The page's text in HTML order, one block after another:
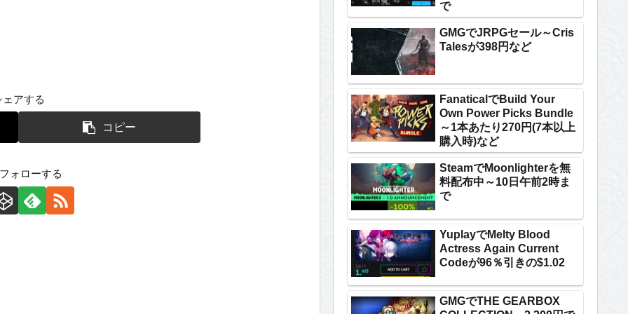
ェアする
コピー
ォローする
で
GMGでJRPGセール～Cris
Talesが398円など
FanaticalでBuild Your
Own Power Picks Bundle
～1本あたり270円(7本以上
購入時)など
SteamでMoonlighterを無
料配布中～10日午前2時ま
で
YuplayでMelty Blood
Actress Again Current
Codeが96％引きの$1.02
GMGでTHE GEARBOX